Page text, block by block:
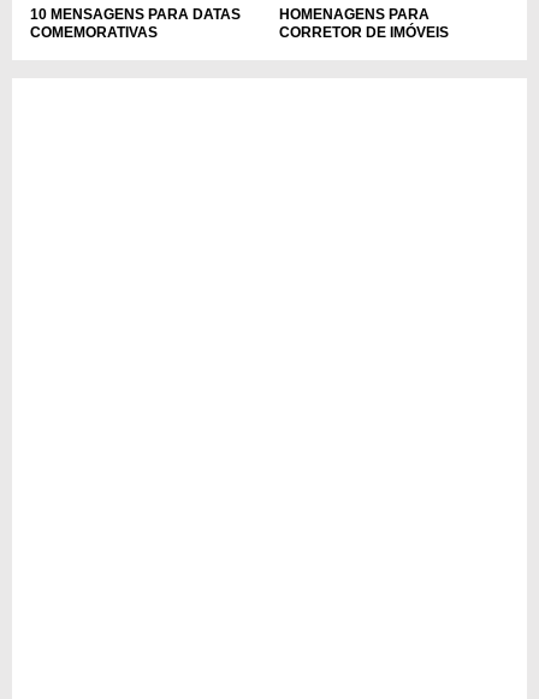
10 MENSAGENS PARA DATAS
COMEMORATIVAS
HOMENAGENS PARA
CORRETOR DE IMÓVEIS